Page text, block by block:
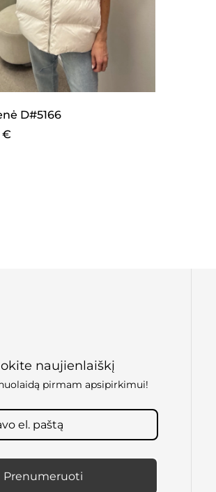
D#5166
€
naujienlaiškį
pirmam apsipirkimui!
Prenumeruoti